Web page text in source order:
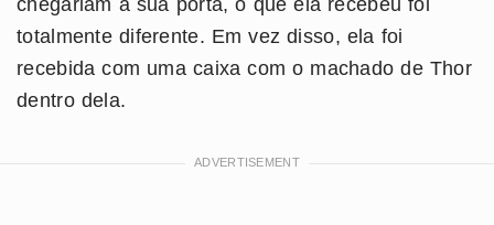
totalmente diferente. Em vez disso, ela foi
recebida com uma caixa com o machado de Thor
dentro dela.